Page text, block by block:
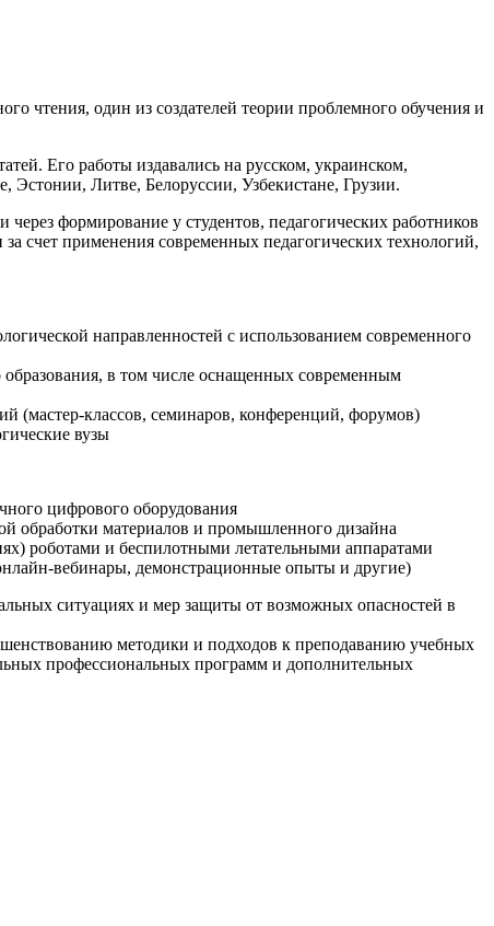
чтения, один из создателей теории проблемного обучения и
Его работы издавались на русском, украинском,
Эстонии, Литве, Белоруссии, Узбекистане, Грузии.
формирование у студентов, педагогических работников
счет применения современных педагогических технологий,
направленностей с использованием современного
в том числе оснащенных современным
(мастер-классов, семинаров, конференций, форумов)
вузы
цифрового оборудования
обработки материалов и промышленного дизайна
роботами и беспилотными летательными аппаратами
вебинары, демонстрационные опыты и другие)
ситуациях и мер защиты от возможных опасностей в
методики и подходов к преподаванию учебных
профессиональных программ и дополнительных